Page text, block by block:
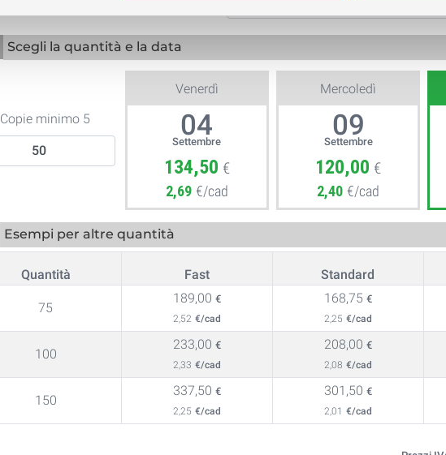
Scegli la quantità e la data
Copie minimo 5
Venerdì
04
Settembre
134,50 €
2,69 €/cad
Mercoledì
09
Settembre
120,00 €
2,40 €/cad
Esempi per altre quantità
Quantità Fast Standard
75
189,00 €
2,52 €/cad
168,75 €
2,25 €/cad
100
233,00 €
2,33 €/cad
208,00 €
2,08 €/cad
150
337,50 €
2,25 €/cad
301,50 €
2,01 €/cad